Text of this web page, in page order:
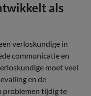
als
verloskundige in
communicatie en
moet veel
en de
problemen tijdig te